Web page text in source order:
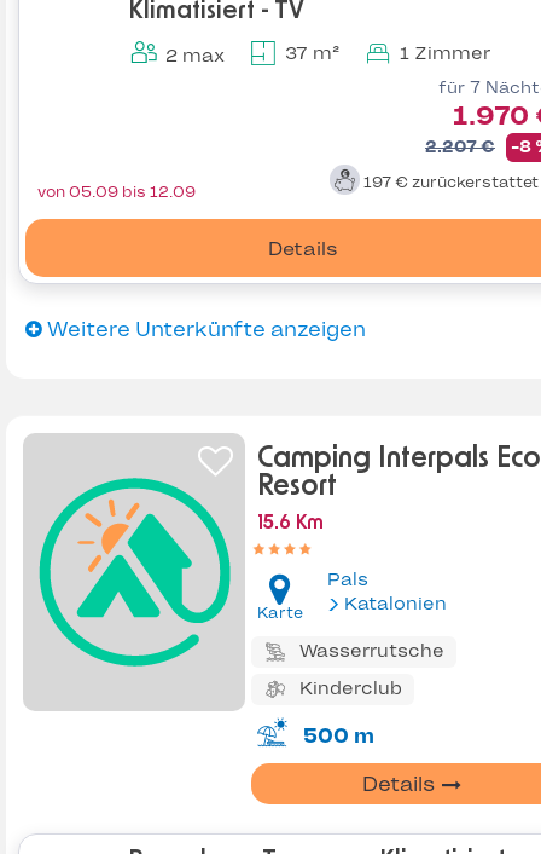
Klimatisiert - TV
2 max 37 m² 1 Zimmer
für 7
1.970
2.207 € -8
197 € zurückerstattet
Details
von 05.09 bis 12.09
Weitere Unterkünfte anzeigen
Camping Interpals Eco
Resort
15.6 Km
Karte
Pals
Katalonien
Wasserrutsche
Kinderclub
500 m
Details